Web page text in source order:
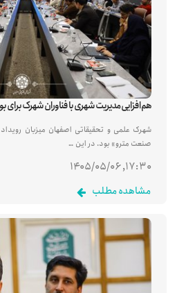
هم‌افزایی مدیریت شهری با فناوران شهرک برای
شهرک علمی و تحقیقاتی اصفهان میزبان رویداد
صنعت مترو» بود. در این …
۱۷:۳۰, ۱۴۰۵/۰۵/۰۶
مشاهده مطلب